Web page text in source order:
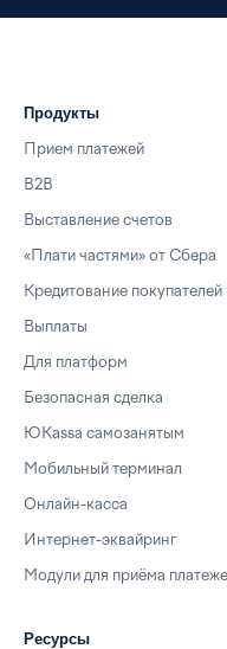
Продукты
Прием платежей
B2B
Выставление счетов
«Плати частями» от Сбера
Кредитование покупателей
Выплаты
Для платформ
Безопасная сделка
ЮKassa самозанятым
Мобильный терминал
Онлайн-касса
Интернет-эквайринг
Модули для приёма
Ресурсы